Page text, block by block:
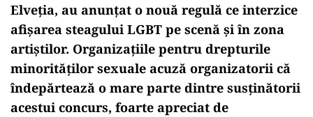
Elveția, au anunțat o nouă regulă ce interzice
afișarea steagului LGBT pe scenă și în zona
artiștilor. Organizațiile pentru drepturile
minorităților sexuale acuză organizatorii că
îndepărtează o mare parte dintre susținătorii
acestui concurs, foarte apreciat de